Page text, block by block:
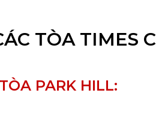
TÒA TIMES
PARK HILL: